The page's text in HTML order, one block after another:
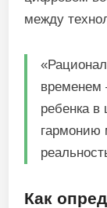
между
временем
ребенка
гармонию
Как